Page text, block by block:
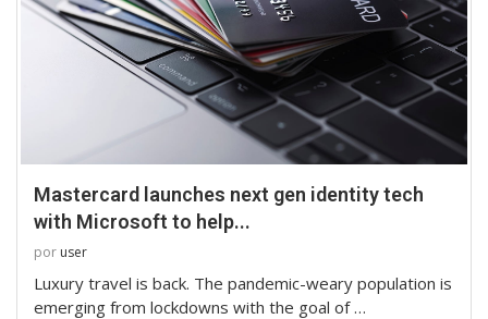
Mastercard launches next gen identity tech
with Microsoft to help...
por user
Luxury travel is back. The pandemic-weary population is
emerging from lockdowns with the goal of …